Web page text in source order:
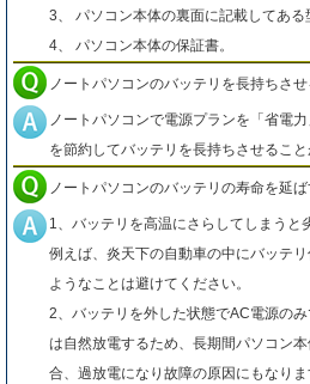
3、 パソコン本体の裏面に記載してある
4、 パソコン本体の保証書。
ノートパソコンのバッテリを長持ちさ
ノートパソコンで電源プランを「省電
を節約してバッテリを長持ちさせること
ノートパソコンのバッテリの寿命を延
1、バッテリを高温にさらしてしまうと
例えば、炎天下の自動車の中にバッテ
ようなことは避けてください。
2、バッテリを外した状態でAC電源の
は自然放電するため、長期間パソコン
合、過放電になり故障の原因にもなり